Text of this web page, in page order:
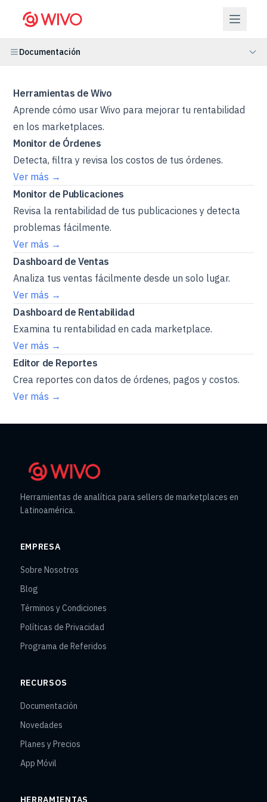
Documentación
Herramientas de Wivo
Aprende cómo usar Wivo para mejorar tu rentabilidad
en los marketplaces.
Monitor de Órdenes
Detecta, filtra y revisa los costos de tus órdenes.
Ver más →
Monitor de Publicaciones
Revisa la rentabilidad de tus publicaciones y detecta
problemas fácilmente.
Ver más →
Dashboard de Ventas
Analiza tus ventas fácilmente desde un solo lugar.
Ver más →
Dashboard de Rentabilidad
Examina tu rentabilidad en cada marketplace.
Ver más →
Editor de Reportes
Crea reportes con datos de órdenes, pagos y costos.
Ver más →
Herramientas de analítica para sellers de marketplaces en
Latinoamérica.
EMPRESA
Sobre Nosotros
Blog
Términos y Condiciones
Políticas de Privacidad
Programa de Referidos
RECURSOS
Documentación
Novedades
Planes y Precios
App Móvil
HERRAMIENTAS